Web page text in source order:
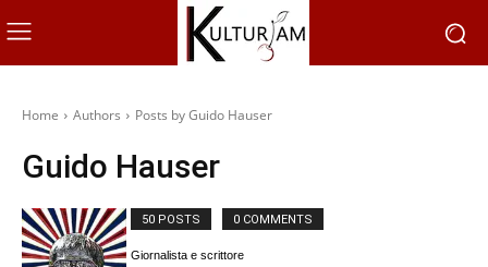
Home Authors Posts by Guido Hauser
Guido Hauser
50 POSTS 0 COMMENTS
Giornalista e scrittore